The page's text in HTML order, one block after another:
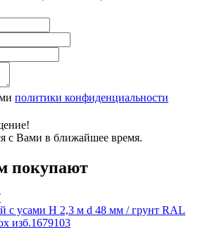
политики конфиденциальности
с Вами в ближайшее время.
покупают